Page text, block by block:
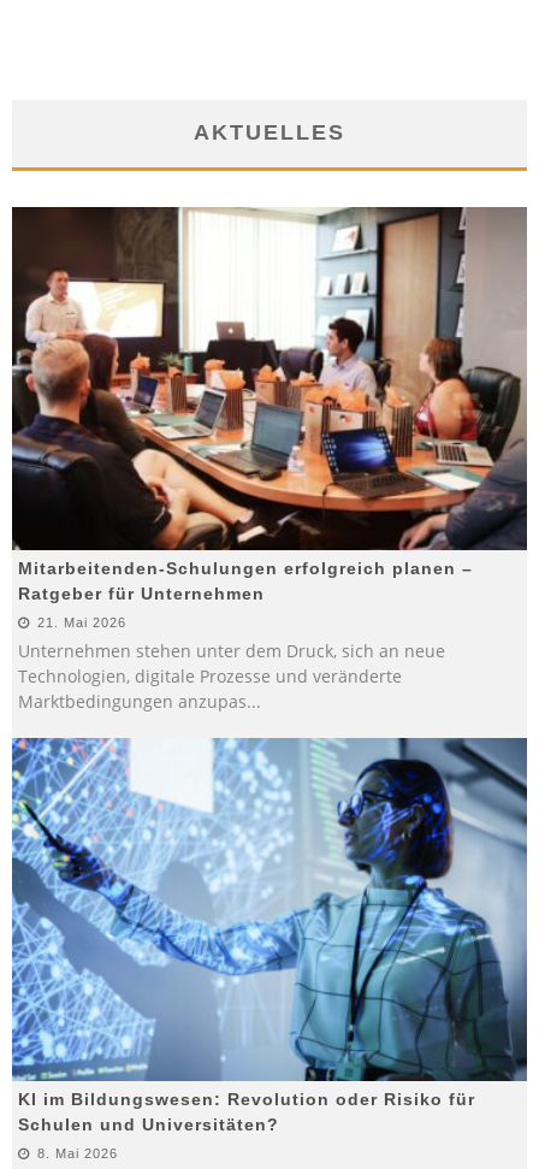
AKTUELLES
Mitarbeitenden-Schulungen erfolgreich planen –
Ratgeber für Unternehmen
21. Mai 2026
Unternehmen stehen unter dem Druck, sich an neue
Technologien, digitale Prozesse und veränderte
Marktbedingungen anzupas...
KI im Bildungswesen: Revolution oder Risiko für
Schulen und Universitäten?
8. Mai 2026